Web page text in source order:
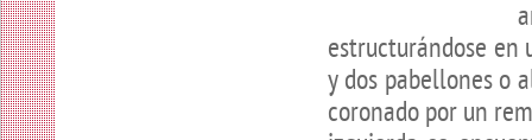
estructurándose
y dos pabellones o
coronado por un